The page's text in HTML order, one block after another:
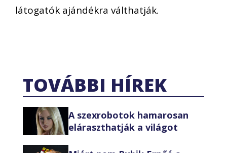
látogatók ajándékra válthatják.
TOVÁBBI HÍREK
A szexrobotok hamarosan
eláraszthatják a világot